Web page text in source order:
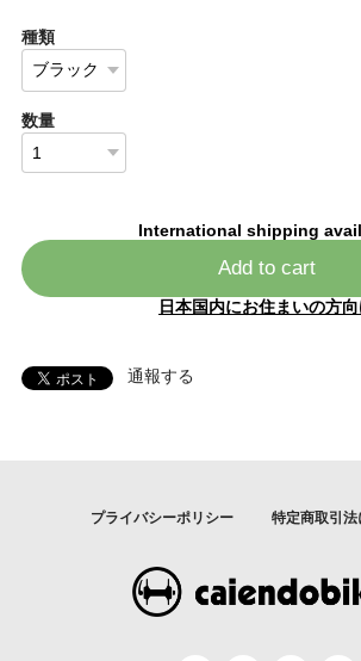
種類
数量
International shipping
Add to cart
日本国内にお住まいの方
通報する
プライバシーポリシー 特定商取引